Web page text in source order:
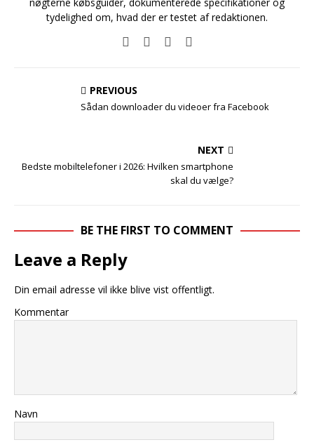
tydelighed om, hvad der er testet af redaktionen.
PREVIOUS
Sådan downloader du videoer fra Facebook
NEXT
Bedste mobiltelefoner i 2026: Hvilken smartphone
skal du vælge?
BE THE FIRST TO COMMENT
Leave a Reply
Din email adresse vil ikke blive vist offentligt.
Kommentar
Navn